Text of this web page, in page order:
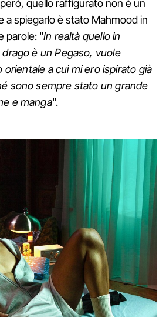
quello raffigurato non è un
a spiegarlo è stato Mahmood in
parole: "In realtà quello in
è un Pegaso, vuole
a cui mi ero ispirato già
sono sempre stato un grande
e manga".